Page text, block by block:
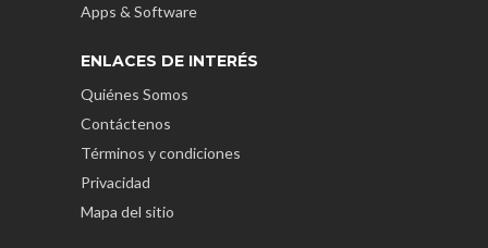
Apps & Software
ENLACES DE INTERÉS
Quiénes Somos
Contáctenos
Términos y condiciones
Privacidad
Mapa del sitio